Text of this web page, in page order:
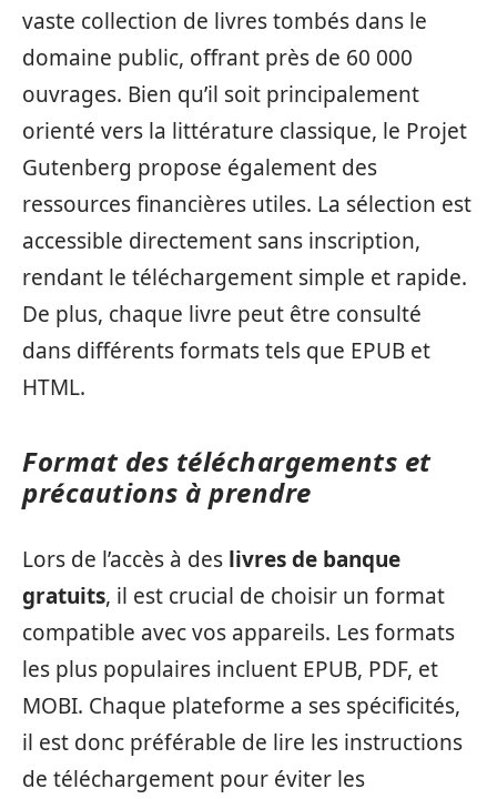
vaste collection de livres tombés dans le
domaine public, offrant près de 60 000
ouvrages. Bien qu’il soit principalement
orienté vers la littérature classique, le Projet
Gutenberg propose également des
ressources financières utiles. La sélection est
accessible directement sans inscription,
rendant le téléchargement simple et rapide.
De plus, chaque livre peut être consulté
dans différents formats tels que EPUB et
HTML.
Format des téléchargements et
précautions à prendre
Lors de l’accès à des livres de banque
gratuits, il est crucial de choisir un format
compatible avec vos appareils. Les formats
les plus populaires incluent EPUB, PDF, et
MOBI. Chaque plateforme a ses spécificités,
il est donc préférable de lire les instructions
de téléchargement pour éviter les